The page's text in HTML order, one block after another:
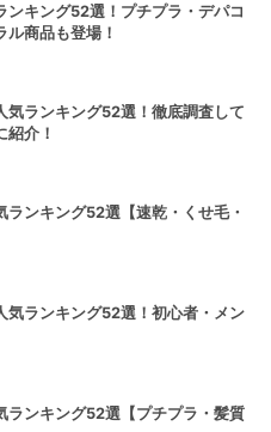
ンキング52選！プチプラ・デパコ
ル商品も登場！
気ランキング52選！徹底調査して
紹介！
ランキング52選【速乾・くせ毛・
気ランキング52選！初心者・メン
ランキング52選【プチプラ・髪質